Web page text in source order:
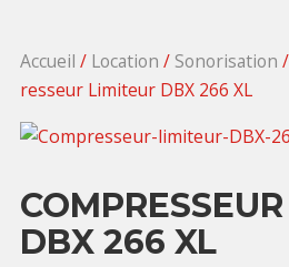
Accueil / Location / Sonorisation /
resseur Limiteur DBX 266 XL
DBX 266 XL